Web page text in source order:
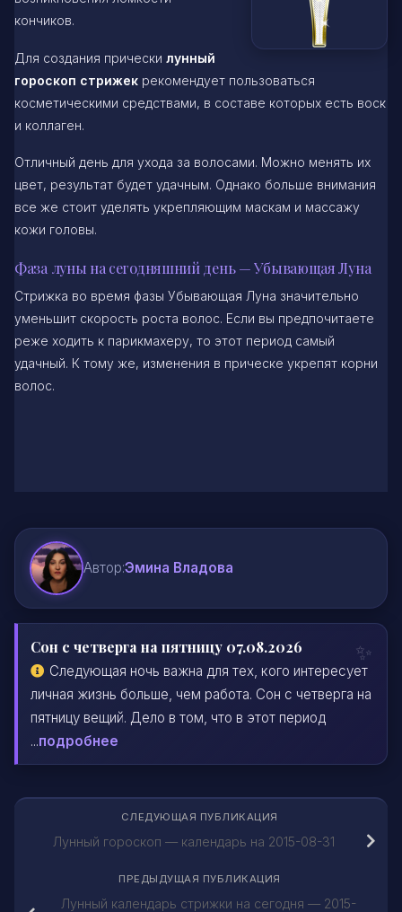
кончиков.
Для создания прически лунный
гороскоп стрижек рекомендует пользоваться
косметическими средствами, в составе которых есть воск
и коллаген.
Отличный день для ухода за волосами. Можно менять их
цвет, результат будет удачным. Однако больше внимания
все же стоит уделять укрепляющим маскам и массажу
кожи головы.
Фаза луны на сегодняшний день — Убывающая Луна
Стрижка во время фазы Убывающая Луна значительно
уменьшит скорость роста волос. Если вы предпочитаете
реже ходить к парикмахеру, то этот период самый
удачный. К тому же, изменения в прическе укрепят корни
волос.
Автор:Эмина Владова
Сон с четверга на пятницу 07.08.2026
Следующая ночь важна для тех, кого интересует
личная жизнь больше, чем работа. Сон с четверга на
пятницу вещий. Дело в том, что в этот период
...подробнее
СЛЕДУЮЩАЯ ПУБЛИКАЦИЯ
Лунный гороскоп — календарь на 2015-08-31
ПРЕДЫДУЩАЯ ПУБЛИКАЦИЯ
Лунный календарь стрижки на сегодня — 2015-